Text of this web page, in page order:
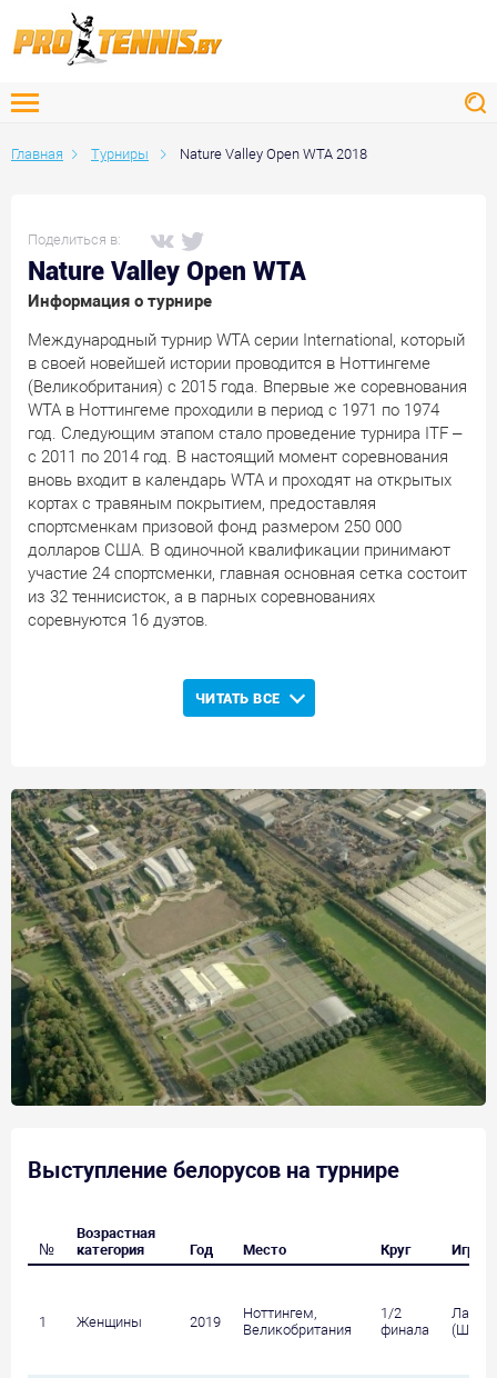
Главная Турниры Nature Valley Open WTA 2018
Поделиться в:
Nature Valley Open WTA
Информация о турнире
Международный турнир WTA серии International, который
в своей новейшей истории проводится в Ноттингеме
(Великобритания) с 2015 года. Впервые же соревнования
WTA в Ноттингеме проходили в период с 1971 по 1974
год. Следующим этапом стало проведение турнира ITF –
с 2011 по 2014 год. В настоящий момент соревнования
вновь входит в календарь WTA и проходят на открытых
кортах с травяным покрытием, предоставляя
спортсменкам призовой фонд размером 250 000
долларов США. В одиночной квалификации принимают
участие 24 спортсменки, главная основная сетка состоит
из 32 теннисисток, а в парных соревнованиях
соревнуются 16 дуэтов.
Белоруски дебютировали на соревнованиях в
году: Ольга Говорцова, преодолев
уступила в первом круг парных соревнований. В2018
году Вера Лапко уступила во втором круге одиночных
соревнований. В2019году Вера Лапко, уступив первом
круге основной одиночке, вышла в полуфинал парных
соревнований.
ЧИТАТЬ ВСЕ
Выступление белорусов на турнире
№
Возрастная
категория
Год Место Круг Игрок
1 Женщины 2019
Ноттингем,
Великобритания
1/2
финала
Лапко